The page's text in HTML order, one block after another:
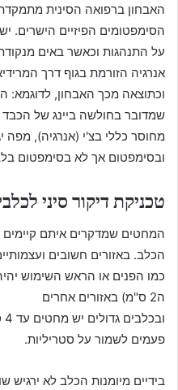
האבחון ברפואה הסינית
הסימפטומים הפיזיים הישרים.
על התנהגות וכאשר באים
אנרגיה הזורמת בגוף דרך
וכתוצאה מכך האבחון, לדוגמא:
שמדובר בחולשה ביינג של הכבד
מחוסר כללי בצ'י (אנרגיה),
ובסימפטום אך לא בסימפטום
טכניקת דיקור סיני
המחטים שמדקרים איתם קיימים
הכלב. באזורים חשובים
כמו הפנים או הראש השימוש
ה2 ס"מ) באזורים אחרים
פעמים לשמור על סטריליות.
בידיים מיומנות הכלב לא ירגיש